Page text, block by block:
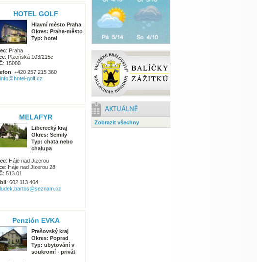
HOTEL GOLF
Hlavní město Praha
Okres: Praha-město
Typ: hotel
: Praha
: Plzeňská 103/215c
: 15000
: +420 257 215 360
info@hotel-golf.cz
MELAFYR
Liberecký kraj
Okres: Semily
Typ: chata nebo
chalupa
: Háje nad Jizerou
: Háje nad Jizerou 28
: 513 01
: 602 113 404
ludek.bartos@seznam.cz
Penzión EVKA
Prešovský kraj
Okres: Poprad
Typ: ubytování v
soukromí - privát
Zobrazit všechny